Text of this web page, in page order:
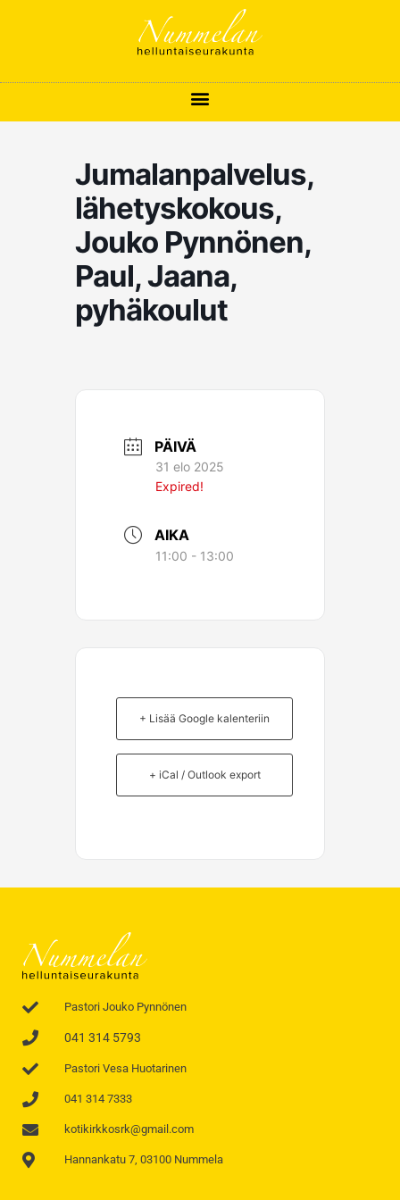
Jumalanpalvelus,
lähetyskokous,
Jouko Pynnönen,
Paul, Jaana,
pyhäkoulut
PÄIVÄ
31 elo 2025
Expired!
AIKA
11:00 - 13:00
+ Lisää Google kalenteriin
+ iCal / Outlook export
Pastori Jouko Pynnönen
041 314 5793
Pastori Vesa Huotarinen
041 314 7333
kotikirkkosrk@gmail.com
Hannankatu 7, 03100 Nummela